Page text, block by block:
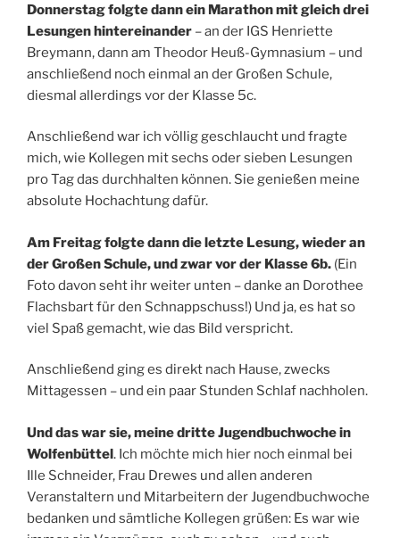
Donnerstag folgte dann ein Marathon mit gleich drei
Lesungen hintereinander – an der IGS Henriette
Breymann, dann am Theodor Heuß-Gymnasium – und
anschließend noch einmal an der Großen Schule,
diesmal allerdings vor der Klasse 5c.
Anschließend war ich völlig geschlaucht und fragte
mich, wie Kollegen mit sechs oder sieben Lesungen
pro Tag das durchhalten können. Sie genießen meine
absolute Hochachtung dafür.
Am Freitag folgte dann die letzte Lesung, wieder an
der Großen Schule, und zwar vor der Klasse 6b. (Ein
Foto davon seht ihr weiter unten – danke an Dorothee
Flachsbart für den Schnappschuss!) Und ja, es hat so
viel Spaß gemacht, wie das Bild verspricht.
Anschließend ging es direkt nach Hause, zwecks
Mittagessen – und ein paar Stunden Schlaf nachholen.
Und das war sie, meine dritte Jugendbuchwoche in
Wolfenbüttel. Ich möchte mich hier noch einmal bei
Ille Schneider, Frau Drewes und allen anderen
Veranstaltern und Mitarbeitern der Jugendbuchwoche
bedanken und sämtliche Kollegen grüßen: Es war wie